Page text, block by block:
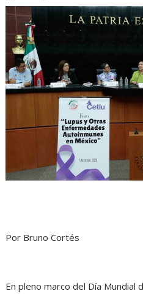
Por Bruno Cortés
En pleno marco del Día Mundial